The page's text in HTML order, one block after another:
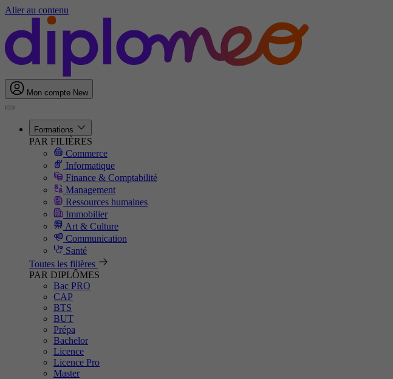
Aller au contenu
Mon compte New
Formations
PAR FILIÈRES
Commerce
Informatique
Finance & Comptabilité
Management
Ressources humaines
Immobilier
Art & Culture
Communication
Santé
Toutes les filières
PAR DIPLÔMES
Bac PRO
CAP
BTS
BUT
Prépa
Bachelor
Licence
Licence Pro
Master